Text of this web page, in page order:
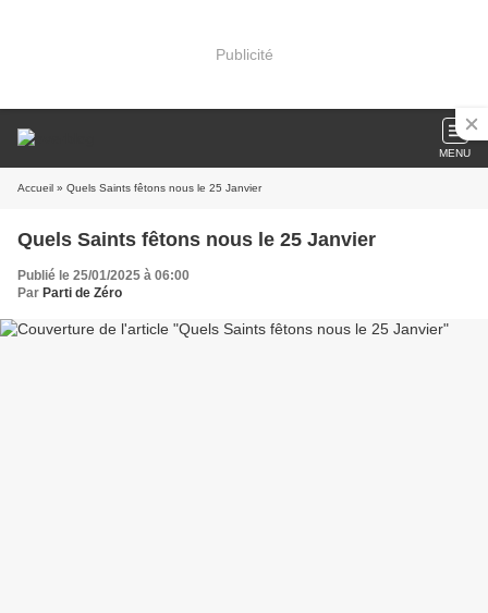
Publicité
MENU
Accueil » Quels Saints fêtons nous le 25 Janvier
Quels Saints fêtons nous le 25 Janvier
Publié le 25/01/2025 à 06:00
Par Parti de Zéro